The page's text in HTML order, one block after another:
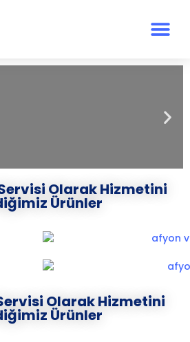
Olarak Hizmetini
Ürünler
Olarak Hizmetini
Ürünler